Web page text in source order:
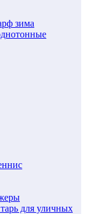
зима
для уличных